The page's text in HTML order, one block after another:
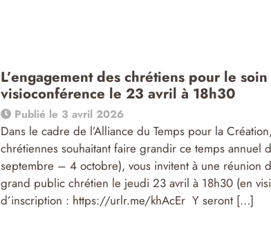
L’engagement des chrétiens pour le
visioconférence le 23 avril à 18h30
Publié le 3 avril 2026
Dans le cadre de l’Alliance du Temps pour la
chrétiennes souhaitant faire grandir ce temps annuel
septembre – 4 octobre), vous invitent à une réunion
grand public chrétien le jeudi 23 avril à 18h30 (en
d’inscription : https://urlr.me/khAcEr Y seront […]